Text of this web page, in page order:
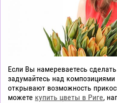
Если Вы намереваетесь
задумайтесь над
открывают возможность
можете купить цветы в Риге,